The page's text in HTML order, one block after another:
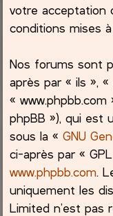
votre acceptation
conditions mises
Nos forums sont
après par « ils »,
«
phpBB »), qui est
sous la «GNU
ci-après par «
www.phpbb.com.
uniquement les
Limited n’est pas